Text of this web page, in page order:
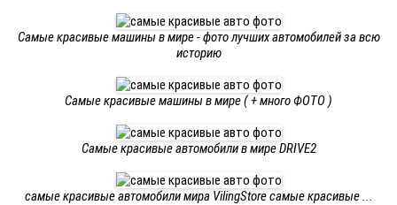
Самые красивые машины в мире - фото лучших автомобилей за всю
историю
Самые красивые машины в мире ( + много ФОТО )
Самые красивые автомобили в мире DRIVE2
самые красивые автомобили мира VilingStore самые красивые ...